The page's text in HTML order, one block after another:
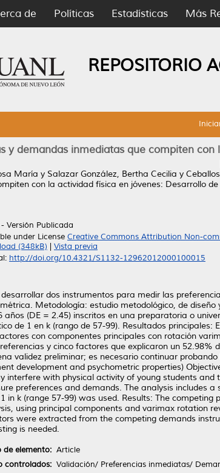
de Políticas Estadísticas Más
REPOSITORIO
y demandas inmediatas que compiten
María y Salazar González, Bertha Cecilia y
con la actividad física en jóvenes: Desarrollo
Versión Publicada
under License Creative Commons Attribution Non-
(348kB)
Vista previa
http://doi.org/10.4321/S1132-12962012000100015
dos instrumentos para medir las
Metodología: estudio metodológico, de
años (DE = 2.45) inscritos en una preparatoria o
de 1 en k (rango de 57-99). Resultados
con componentes principales con rotación
y cinco factores que explicaron un
validez preliminar; es necesario continuar
development and psychometric properties)
interfere with physical activity of young students
preferences and demands. The analysis includes
in k (range 57-99) was used. Results: The
using principal components and varimax rotation
were extracted from the competing demands
is needed.
de elemento: Article
controlados: Validación/ Preferencias inmediatas/